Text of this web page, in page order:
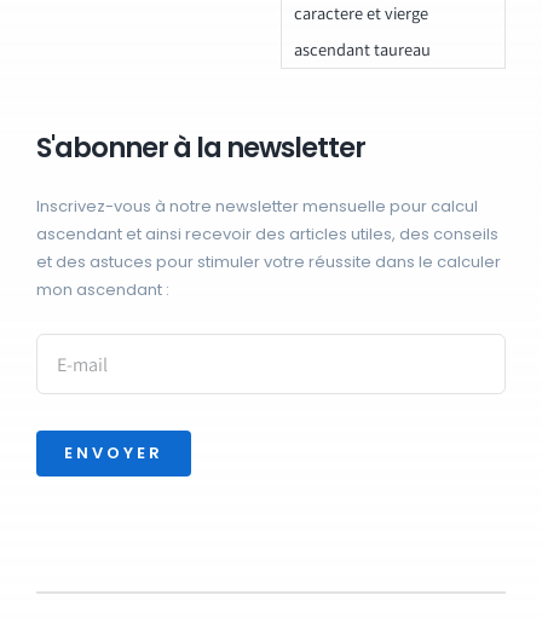
caractere et vierge
ascendant taureau
S'abonner à la newsletter
Inscrivez-vous à notre newsletter mensuelle pour calcul
ascendant et ainsi recevoir des articles utiles, des conseils
et des astuces pour stimuler votre réussite dans le calculer
mon ascendant :
ENVOYER